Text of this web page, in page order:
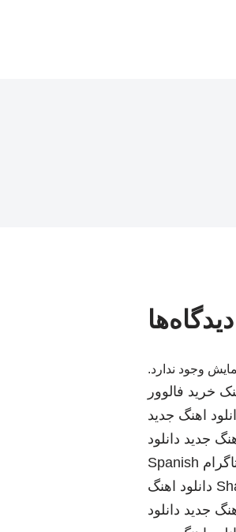
وجود ندارد.
خرید فالوور
اهنگ جدید
جدید دانلود
Spanish
دانلود اهنگ
جدید دانلود